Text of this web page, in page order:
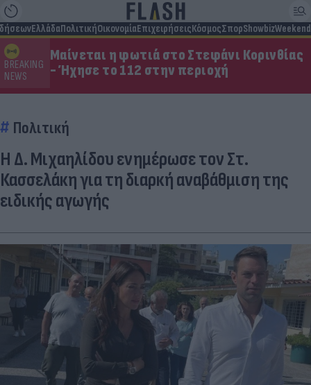
ΕλλάδαΠολιτικήΟικονομίαΕπιχειρήσειςΚόσμοςΣπορShowbizWeekend
BREAKING
NEWS
Μαίνεται η φωτιά στο Στεφάνι Κορινθίας
- Ήχησε το 112 στην περιοχή
Πολιτική
Η Δ. Μιχαηλίδου ενημέρωσε τον Στ.
Κασσελάκη για τη διαρκή αναβάθμιση της
ειδικής αγωγής